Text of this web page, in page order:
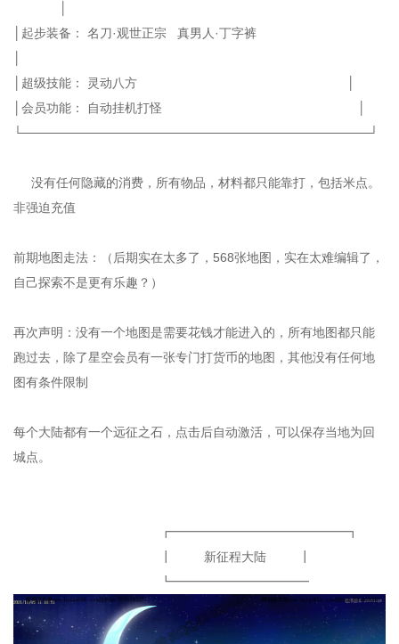
│起步装备： 名刀·观世正宗 真男人·丁字裤
│超级技能： 灵动八方 │
│会员功能： 自动挂机打怪 │
└───────────────────────────────────────┘
没有任何隐藏的消费，所有物品，材料都只能靠打，包括米点。
非强迫充值
前期地图走法：（后期实在太多了，568张地图，实在太难编辑了，
自己探索不是更有乐趣？）
再次声明：没有一个地图是需要花钱才能进入的，所有地图都只能
跑过去，除了星空会员有一张专门打货币的地图，其他没有任何地
图有条件限制
每个大陆都有一个远征之石，点击后自动激活，可以保存当地为回
城点。
┏━━━━━━━━━━━━━━┓
┃ 新征程大陆 ┃
┗━━━━━━━━━━━